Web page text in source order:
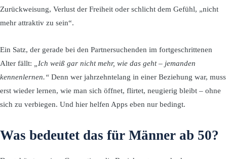
Zurückweisung, Verlust der Freiheit oder schlicht dem Gefühl, „nicht
mehr attraktiv zu sein“.
Ein Satz, der gerade bei den Partnersuchenden im fortgeschrittenen
Alter fällt:
„Ich weiß gar nicht mehr, wie das geht – jemanden
kennenlernen.“ Denn wer jahrzehntelang in einer Beziehung war, muss
erst wieder lernen, wie man sich öffnet, flirtet, neugierig bleibt – ohne
sich zu verbiegen. Und hier helfen Apps eben nur bedingt.
Was bedeutet das für Männer ab 50?